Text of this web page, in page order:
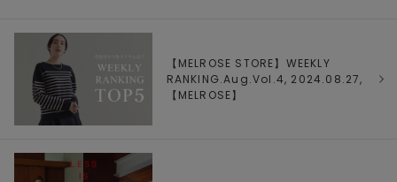
【MELROSE STORE】WEEKLY
RANKING.Aug.Vol.4, 2024.08.27,
【 MELROSE】